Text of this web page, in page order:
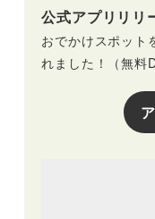
公式アプリリリ
おでかけスポット
れました！（無料